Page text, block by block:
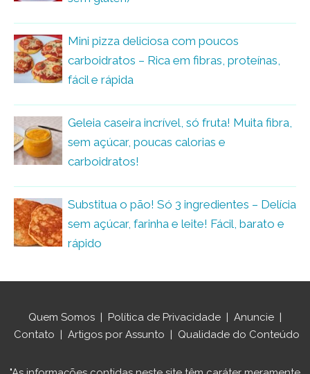
Mini pizza deliciosa com poucos
carboidratos – Rica em fibras, proteínas,
fácil e rápida
Geleia caseira incrível, só fruta! Muita fibra,
sem açúcar, poucas calorias e
carboidratos!
Substitua o pão! Só 3 ingredientes – Delícia
sem açúcar, farinha e leite! Fácil, barato e
rápido
Quem Somos | Política de Privacidade | Anuncie |
Contato | Artigos por Assunto | Qualidade do Conteúdo